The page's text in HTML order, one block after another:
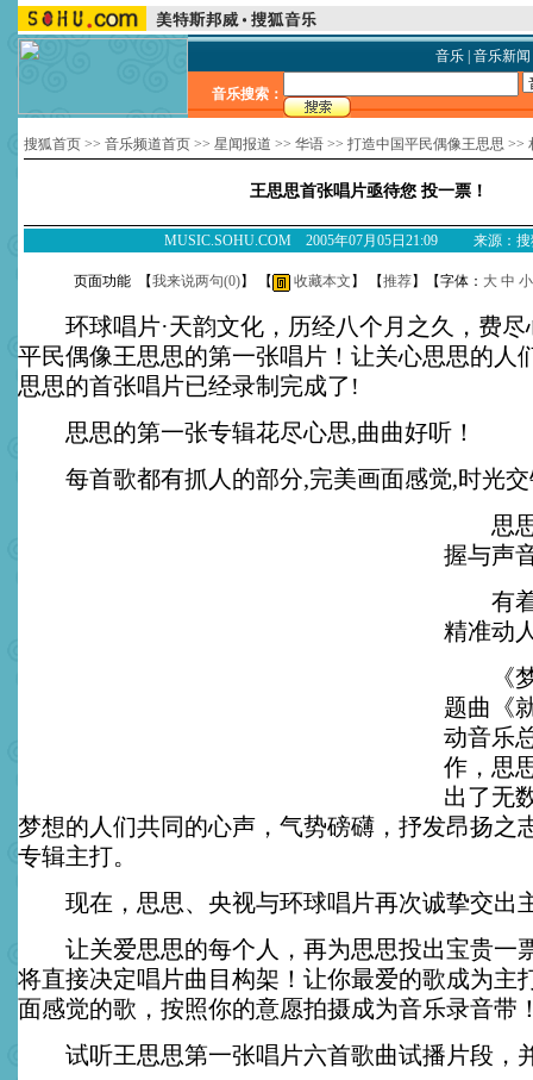
音乐| 音乐新闻
音乐搜索：
搜狐首页 >> 音乐频道首页 >> 星闻报道 >> 华语 >> 打造中国平民偶像王思思 >>
王思思首张唱片亟待您 投一票！
MUSIC.SOHU.COM 2005年07月05日21:09 来源：搜
页面功能 【我来说两句(0)】 【 收藏本文 】 【推荐】【字体： 大 中 小
环球唱片·天韵文化，历经八个月之久，费尽
平民偶像王思思的第一张唱片！让关心思思的人
思思的首张唱片已经录制完成了!
思思的第一张专辑花尽心思,曲曲好听！
每首歌都有抓人的部分,完美画面感觉,时光交
思思
握与声
有着
精准动
《梦
题曲《
动音乐
作，思
出了无
梦想的人们共同的心声，气势磅礴，抒发昂扬之
专辑主打。
现在，思思、央视与环球唱片再次诚挚交出
让关爱思思的每个人，再为思思投出宝贵一
将直接决定唱片曲目构架！让你最爱的歌成为主
面感觉的歌，按照你的意愿拍摄成为音乐录音带
试听王思思第一张唱片六首歌曲试播片段，